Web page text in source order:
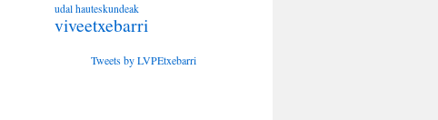
udal hauteskundeak
viveetxebarri
Tweets by LVPEtxebarri